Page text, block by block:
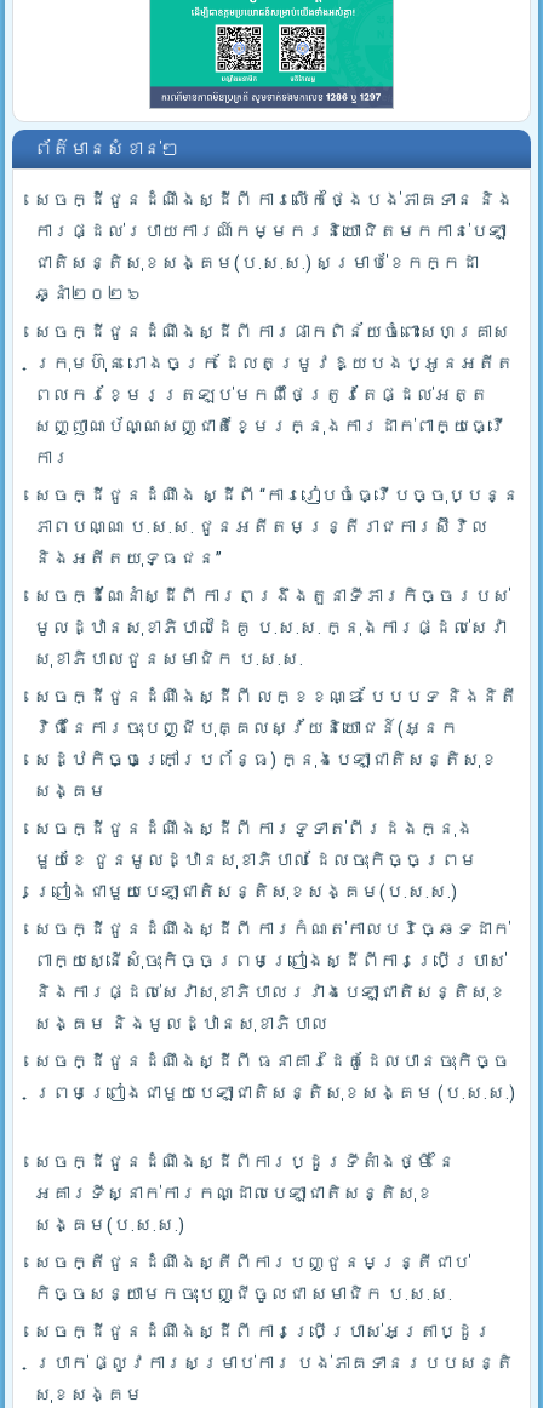
ព័ត៌មានសំខាន់ៗ
សេចក្ដីជូនដំណឹងស្ដីពី ការលើកថ្ងៃបង់ភាគទាន និង
ការផ្ដល់របាយការណ៍កម្មករនិយោជិតមកកាន់បេឡា
ជាតិសន្តិសុខសង្គម(ប.ស.ស.) សម្រាប់ខែកក្កដា
ឆ្នាំ២០២៦
សេចក្ដីជូនដំណឹងស្ដីពី ការផាកពិន័យចំពោះសហគ្រាស
ក្រុមហ៊ុន រោងចក្រ ដែលតម្រូវឱ្យបងប្អូនអតីត
ពលករខ្មែរត្រឡប់មកពីថៃត្រូវតែផ្ដល់អត្ត
សញ្ញាណប័ណ្ណសញ្ជាតិខ្មែរក្នុងការដាក់ពាក្យធ្វើ
ការ
សេចក្ដីជូនដំណឹង ស្ដីពី “ការរៀបចំធ្វើបច្ចុប្បន្ន
ភាពបណ្ណ ប.ស.ស. ជូនអតីតមន្ត្រីរាជការស៊ីវិល
និងអតីតយុទ្ធជន”
សេចក្ដីណែនាំស្ដីពី ការពង្រឹងតួនាទីភារកិច្ចរបស់
មូលដ្ឋានសុខាភិបាលដៃគូ ប.­ស.ស. ក្នុងការផ្ដល់សេវា
សុខាភិបាលជូនសមាជិក ប.ស.ស.
សេចក្ដីជូនដំណឹងស្ដីពី លក្ខខណ្ឌ បែបបទ និងនិតី
វិធីនៃការចុះបញ្ជីបុគ្គលស្វ័យនិយោជន៍(អ្នក
សេដ្ឋកិច្ចក្រៅប្រព័ន្ធ) ក្នុងបេឡាជាតិសន្តិសុខ
សង្គម
សេចក្ដីជូនដំណឹងស្ដីពី ការទូទាត់ពីរដងក្នុង
មួយខែ ជូនមូលដ្ឋានសុខាភិបាល ដែលចុះកិច្ចព្រម
ព្រៀងជាមួយបេឡាជាតិសន្តិសុខសង្គម(ប.ស.ស.)
សេចក្ដីជូនដំណឹងស្ដីពី ការកំណត់កាលបរិច្ឆេទដាក់
ពាក្យស្នើសុំចុះកិច្ចព្រមព្រៀងស្ដីពីការប្រើប្រាស់
និងការផ្ដល់សេវាសុខាភិបាលរវាងបេឡាជាតិសន្តិសុខ
សង្គម និងមូលដ្ឋានសុខាភិបាល
សេចក្ដីជូនដំណឹងស្ដីពី ធនាគារដៃគូដែលបានចុះកិច្ច
ព្រមព្រៀងជាមួយបេឡាជាតិសន្តិសុខសង្គម (ប.ស.ស.)
សេចក្ដីជូនដំណឹងស្ដីពីការប្ដូរទីតាំងថ្មី នៃ
អគារទីស្នាក់ការកណ្ដាលបេឡាជាតិសន្តិសុខ
សង្គម(ប.ស.ស.)
សេចក្តីជូនដំណឹងស្តីពីការបញ្ជូនមន្រ្តីជាប់
កិច្ចសន្យាមកចុះបញ្ជីចូលជា សមាជិក ប.ស.ស.
សេចក្ដីជូនដំណឹងស្ដីពី ការប្រើប្រាស់អត្រាប្ដូរ
ប្រាក់ ផ្លូវការសម្រាប់ការ បង់ភាគទានរបបសន្តិ
សុខសង្គម